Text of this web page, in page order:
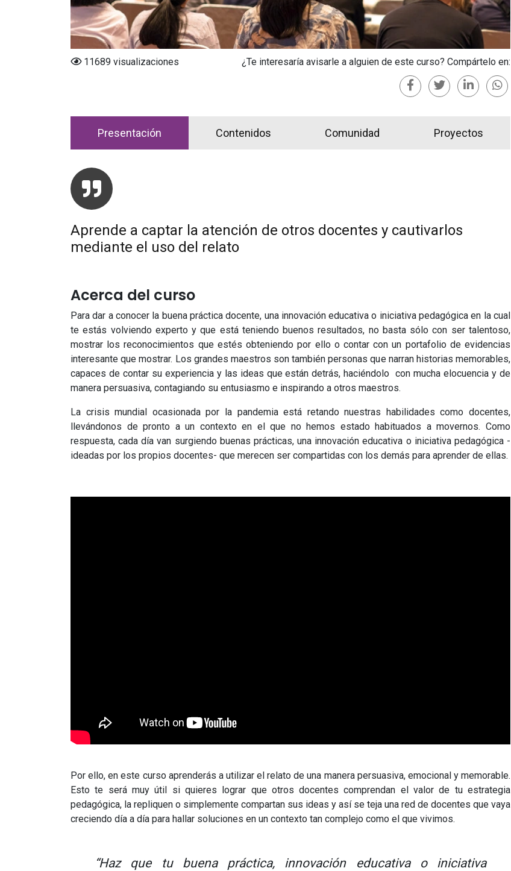
11689 visualizaciones ¿Te interesaría avisarle a alguien de este curso? Compártelo en:
Presentación Contenidos Comunidad Proyectos
Aprende a captar la atención de otros docentes y cautivarlos
mediante el uso del relato
Acerca del curso
Para dar a conocer la buena práctica docente, una innovación educativa o iniciativa pedagógica en la cual
te estás volviendo experto y que está teniendo buenos resultados, no basta sólo con ser talentoso,
mostrar los reconocimientos que estés obteniendo por ello o contar con un portafolio de evidencias
interesante que mostrar. Los grandes maestros son también personas que narran historias memorables,
capaces de contar su experiencia y las ideas que están detrás, haciéndolo con mucha elocuencia y de
manera persuasiva, contagiando su entusiasmo e inspirando a otros maestros.
La crisis mundial ocasionada por la pandemia está retando nuestras habilidades como docentes,
llevándonos de pronto a un contexto en el que no hemos estado habituados a movernos. Como
respuesta, cada día van surgiendo buenas prácticas, una innovación educativa o iniciativa pedagógica -
ideadas por los propios docentes- que merecen ser compartidas con los demás para aprender de ellas.
Por ello, en este curso aprenderás a utilizar el relato de una manera persuasiva, emocional y memorable.
Esto te será muy útil si quieres lograr que otros docentes comprendan el valor de tu estrategia
pedagógica, la repliquen o simplemente compartan sus ideas y así se teja una red de docentes que vaya
creciendo día a día para hallar soluciones en un contexto tan complejo como el que vivimos.
“Haz que tu buena práctica, innovación educativa o iniciativa